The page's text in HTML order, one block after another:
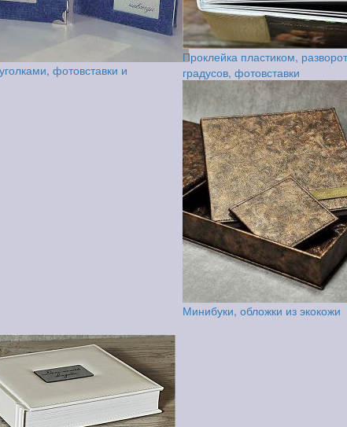
фотовставки и
Проклейка пластиком,
градусов, фотовставки
Минибуки, обложки из экокожи